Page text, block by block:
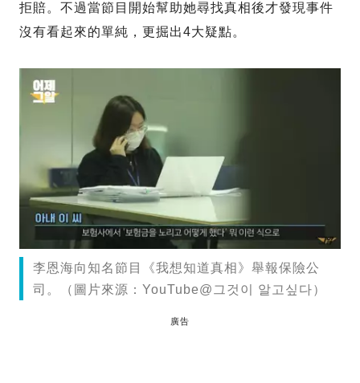
拒賠。不過當節目開始幫助她尋找真相後才發現事件
沒有看起來的單純，更掘出4大疑點。
李恩海向知名節目《我想知道真相》舉報保險公
司。（圖片來源：YouTube@그것이 알고싶다）
廣告